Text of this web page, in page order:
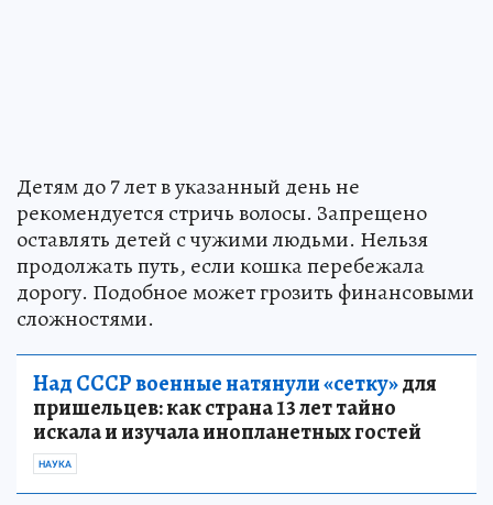
Детям до 7 лет в указанный день не
рекомендуется стричь волосы. Запрещено
оставлять детей с чужими людьми. Нельзя
продолжать путь, если кошка перебежала
дорогу. Подобное может грозить финансовыми
сложностями.
Над СССР военные натянули «сетку»для
пришельцев: как страна 13 лет тайно
искала и изучала инопланетных гостей
НАУКА